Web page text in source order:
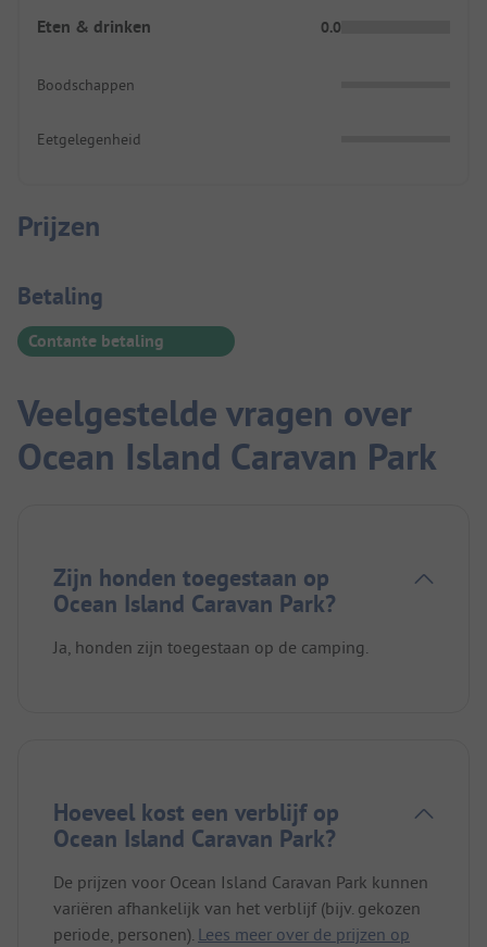
Eten & drinken 0.0
Boodschappen
Eetgelegenheid
Prijzen
Betaalinformatie
Betaling
Contante betaling
Veelgestelde vragen over
Ocean Island Caravan Park
Zijn honden toegestaan op
Ocean Island Caravan Park?
Ja, honden zijn toegestaan op de camping.
Hoeveel kost een verblijf op
Ocean Island Caravan Park?
De prijzen voor Ocean Island Caravan Park kunnen
variëren afhankelijk van het verblijf (bijv. gekozen
periode, personen). Lees meer over de prijzen op